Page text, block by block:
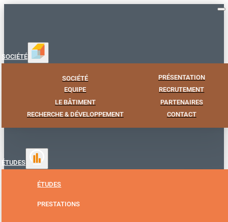
SOCIÉTÉ
SOCIÉTÉ
PRÉSENTATION
EQUIPE
RECRUTEMENT
LE BÂTIMENT
PARTENAIRES
RECHERCHE & DÉVELOPPEMENT
CONTACT
ÉTUDES
ÉTUDES
PRESTATIONS